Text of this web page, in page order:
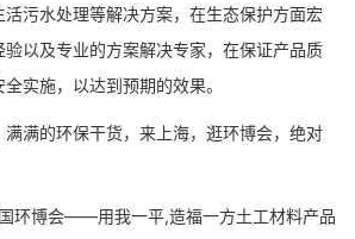
污水处理等解决方案，在生态保护方面宏
以及专业的方案解决专家，在保证产品质
实施，以达到预期的效果。
满的环保干货，来上海，逛环博会，绝对
环博会——用我一平,造福一方土工材料产品